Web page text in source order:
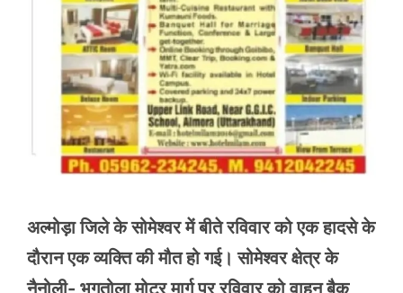
अल्मोड़ा जिले के सोमेश्वर में बीते रविवार को एक हादसे के
दौरान एक व्यक्ति की मौत हो गई। सोमेश्वर क्षेत्र के
नैनोली- भगतोला मोटर मार्ग पर रविवार को वाहन बैक